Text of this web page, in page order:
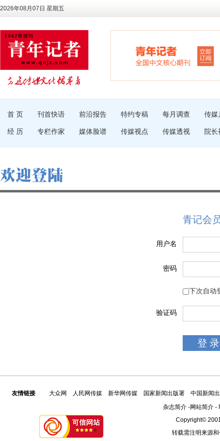
2026年08月07日 星期五
首 页 刊首快语 前沿报告 特约专稿 每月调查 传媒
经 历 专栏作家 媒体脸谱 传媒视点 传媒透视 院长
青记会
用户名
密码
下次自动
验证码
友情链接 大众网 人民网传媒 新华网传媒 国家新闻出版署
中国新闻
杂志简介 -网站简介 -
Copyright©
转载需注明来源